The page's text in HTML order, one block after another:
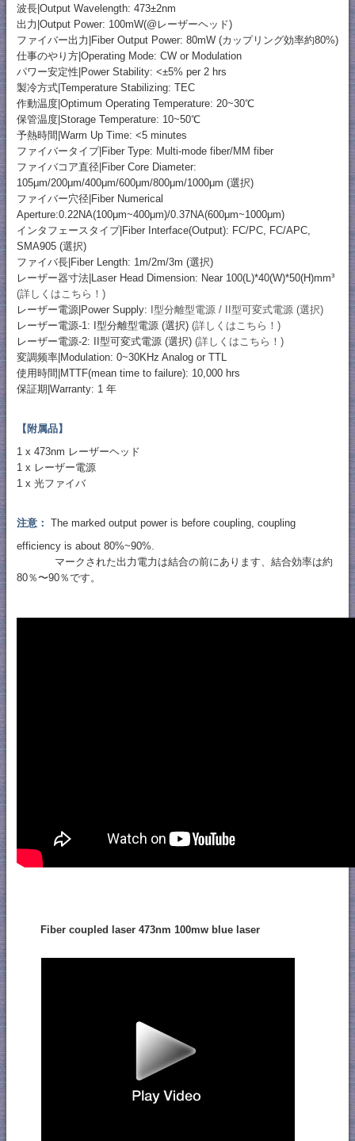
波長|Output Wavelength: 473±2nm
出力|Output Power: 100mW(@レーザーヘッド)
ファイバー出力|Fiber Output Power: 80mW (カップリング効率約80%)
仕事のやり方|Operating Mode: CW or Modulation
パワー安定性|Power Stability: <±5% per 2 hrs
製冷方式|Temperature Stabilizing: TEC
作動温度|Optimum Operating Temperature: 20~30℃
保管温度|Storage Temperature: 10~50℃
予熱時間|Warm Up Time: <5 minutes
ファイバータイプ|Fiber Type: Multi-mode fiber/MM fiber
ファイバコア直径|Fiber Core Diameter:
105μm/200μm/400μm/600μm/800μm/1000μm (選択)
ファイバー穴径|Fiber Numerical
Aperture:0.22NA(100μm~400μm)/0.37NA(600μm~1000μm)
インタフェースタイプ|Fiber Interface(Output): FC/PC, FC/APC,
SMA905 (選択)
ファイバ長|Fiber Length: 1m/2m/3m (選択)
レーザー器寸法|Laser Head Dimension: Near 100(L)*40(W)*50(H)mm³
(詳しくはこちら！)
レーザー電源|Power Supply: I型分離型電源 / II型可変式電源 (選択)
レーザー電源-1: I型分離型電源 (選択) (詳しくはこちら！)
レーザー電源-2: II型可変式電源 (選択) (詳しくはこちら！)
変調频率|Modulation: 0~30KHz Analog or TTL
使用時間|MTTF(mean time to failure): 10,000 hrs
保証期|Warranty: 1 年
【附属品】
1 x 473nm レーザーヘッド
1 x レーザー電源
1 x 光ファイバ
注意： The marked output power is before coupling, coupling
efficiency is about 80%~90%.
マークされた出力電力は結合の前にあります、結合効率は約
80％〜90％です。
Fiber coupled laser 473nm 100mw blue laser